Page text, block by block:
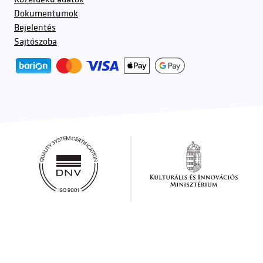
Dokumentumok
Bejelentés
Sajtószoba